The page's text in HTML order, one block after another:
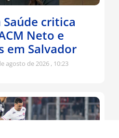
critica
Neto e
em Salvador
agosto de 2026 10:23